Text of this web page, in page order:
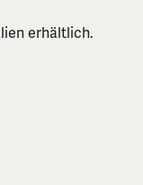
erhältlich.